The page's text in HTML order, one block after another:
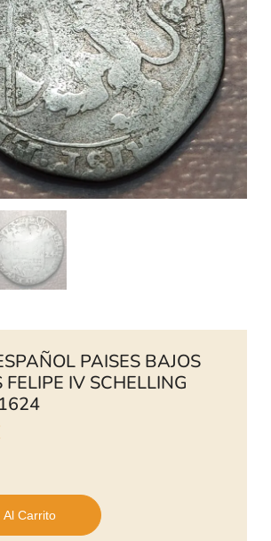
PAISES BAJOS
IV SCHELLING
Al Carrito